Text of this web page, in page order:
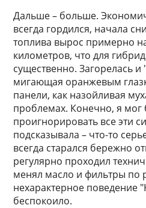
Дальше – больше.
всегда гордился, начала
топлива вырос примерно
километров, что для
существенно. Загорелась и
мигающая оранжевым
панели, как назойливая
проблемах. Конечно, я мог
проигнорировать все эти
подсказывала – что-то
всегда старался бережно
регулярно проходил
менял масло и фильтры по
нехарактерное поведение
беспокоило.